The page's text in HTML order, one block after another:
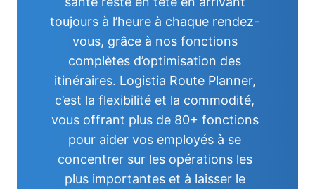
toujours à l’heure à chaque rendez-
vous, grâce à nos fonctions
complètes d’optimisation des
itinéraires. Logistia Route Planner,
c’est la flexibilité et la commodité,
vous offrant plus de 80+ fonctions
pour aider vos employés à se
concentrer sur les opérations les
plus importantes et à laisser le